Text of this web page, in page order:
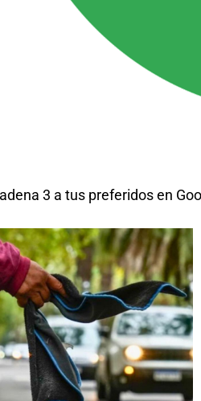
3 a tus preferidos en